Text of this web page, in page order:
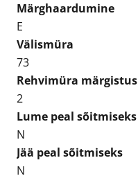
Märghaardumine
E
Välismüra
73
Rehvimüra märgistus
2
Lume peal sõitmiseks
N
Jää peal sõitmiseks
N